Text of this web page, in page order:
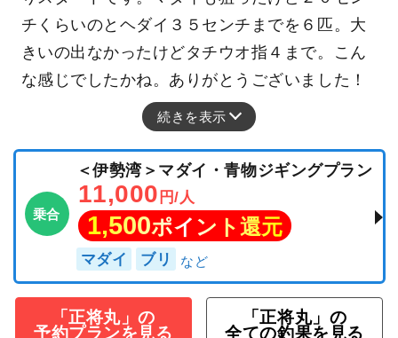
チくらいのとヘダイ３５センチまでを６匹。大
きいの出なかったけどタチウオ指４まで。こん
な感じでしたかね。ありがとうございました！
続きを表示
乗合
＜伊勢湾＞マダイ・青物ジギングプラン
11,000 円/人
1,500ポイント還元
マダイ ブリ
「正将丸」の
予約プランを見る
「正将丸」の
全ての釣果を見る